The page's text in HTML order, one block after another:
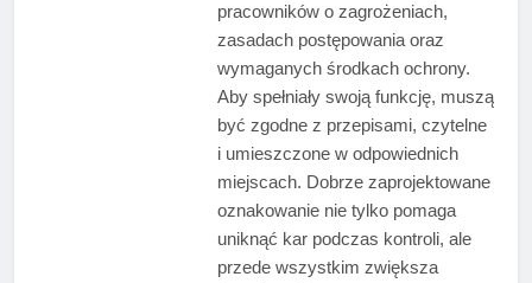
pracowników o zagrożeniach,
zasadach postępowania oraz
wymaganych środkach ochrony.
Aby spełniały swoją funkcję, muszą
być zgodne z przepisami, czytelne
i umieszczone w odpowiednich
miejscach. Dobrze zaprojektowane
oznakowanie nie tylko pomaga
uniknąć kar podczas kontroli, ale
przede wszystkim zwiększa